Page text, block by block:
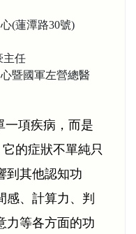
(蓮潭路30號)
主任
暨國軍左營總醫
一項疾病，而是
的症狀不單純只
到其他認知功
感、計算力、判
力等各方面的功